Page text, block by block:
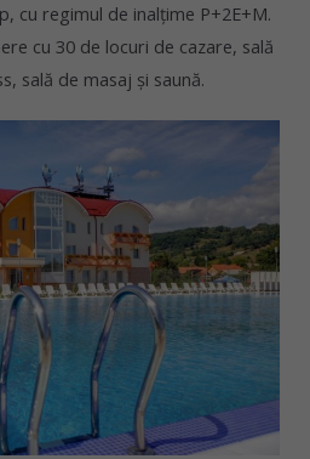
cu regimul de inalţime P+2E+M.
cu 30 de locuri de cazare, sală
sală de masaj şi saună.